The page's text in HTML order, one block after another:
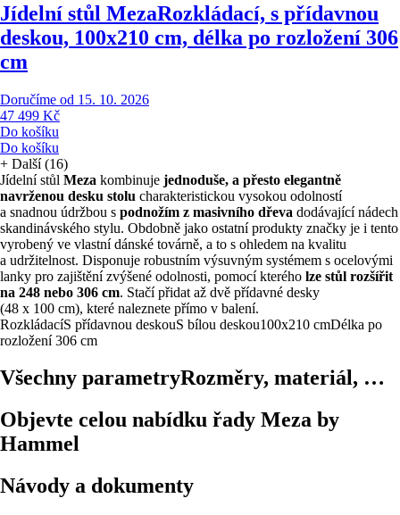
Jídelní stůl MezaRozkládací, s přídavnou
deskou, 100x210 cm, délka po rozložení 306
cm
Doručíme od 15. 10. 2026
47 499 Kč
Do košíku
Do košíku
+ Další (16)
Jídelní stůl Meza kombinuje jednoduše, a přesto elegantně
navrženou desku stolu charakteristickou vysokou odolností
a snadnou údržbou s podnožím z masivního dřeva dodávající nádech
skandinávského stylu. Obdobně jako ostatní produkty značky je i tento
vyrobený ve vlastní dánské továrně, a to s ohledem na kvalitu
a udržitelnost. Disponuje robustním výsuvným systémem s ocelovými
lanky pro zajištění zvýšené odolnosti, pomocí kterého lze stůl rozšířit
na 248 nebo 306 cm. Stačí přidat až dvě přídavné desky
(48 x 100 cm), které naleznete přímo v balení.
RozkládacíS přídavnou deskouS bílou deskou100x210 cmDélka po
rozložení 306 cm
Všechny parametryRozměry, materiál, …
Objevte celou nabídku řady Meza by
Hammel
Návody a dokumenty